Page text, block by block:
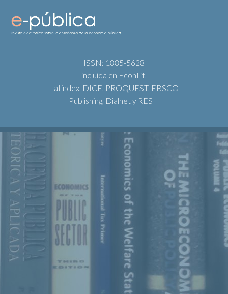
ISSN: 1885-5628
incluida en EconLit,
Latindex, DICE, PROQUEST, EBSCO
Publishing, Dialnet y RESH